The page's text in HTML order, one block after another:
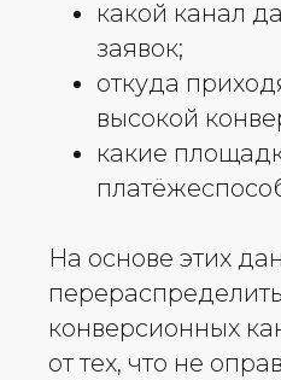
какой канал
заявок;
откуда
высокой
какие
На основе этих
конверсионных
от тех, что не